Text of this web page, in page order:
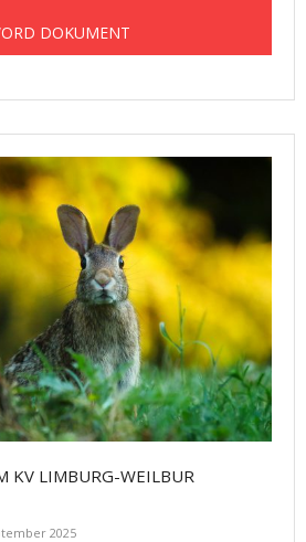
DOKUMENT
KV LIMBURG-WEILBUR
2025